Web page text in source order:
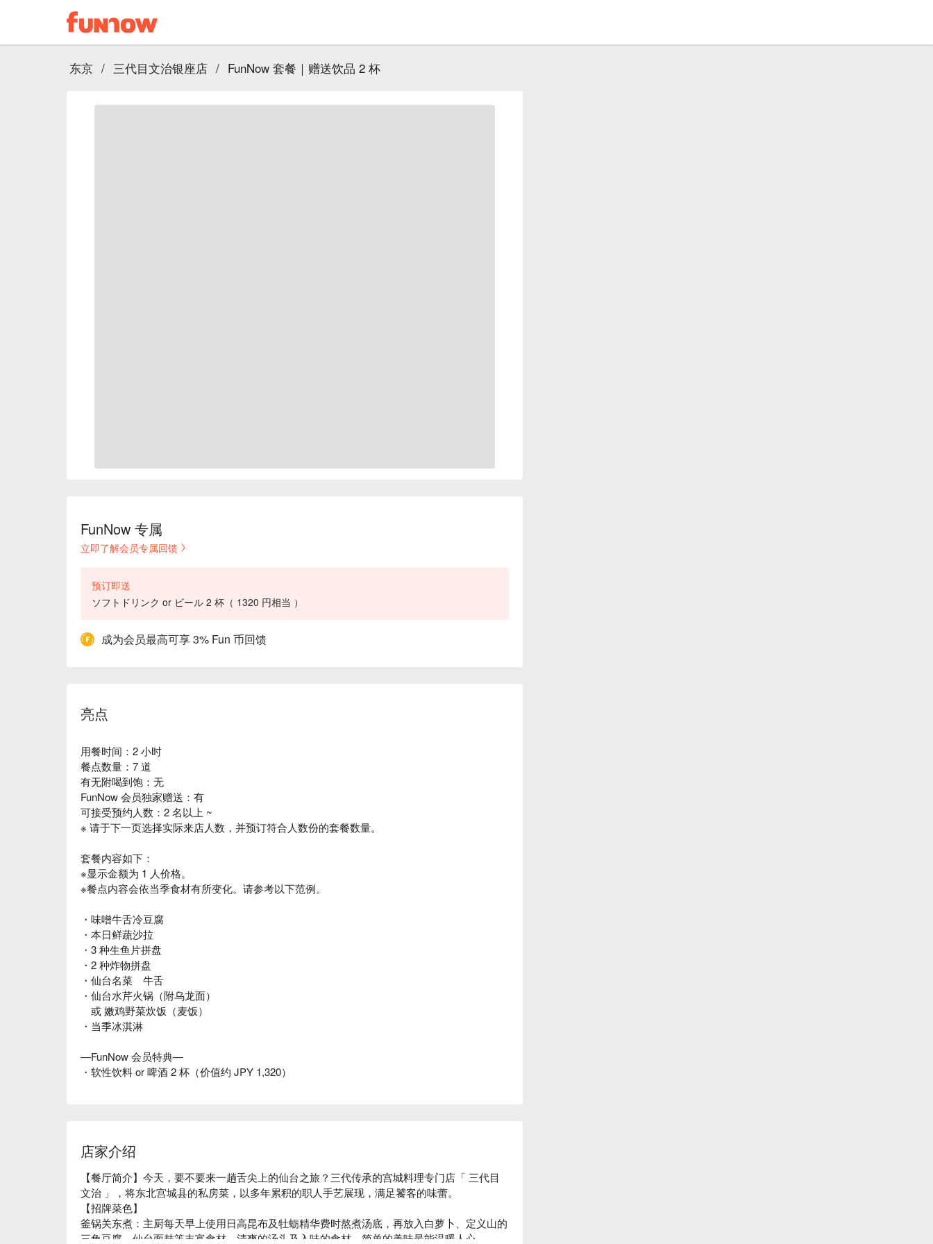
东京 / 三代目文治银座店 / FunNow 套餐｜赠送饮品 2 杯
FunNow 专属
立即了解会员专属回馈
预订即送
ソフトドリンク or ビール 2 杯（ 1320 円相当 ）
成为会员最高可享 3% Fun 币回馈
亮点
用餐时间：2 小时
餐点数量：7 道
有无附喝到饱：无
FunNow 会员独家赠送：有
可接受预约人数：2 名以上 ~
※ 请于下一页选择实际来店人数，并预订符合人数份的套餐数量。
套餐内容如下：
※显示金额为 1 人价格。
※餐点内容会依当季食材有所变化。请参考以下范例。
・味噌牛舌冷豆腐
・本日鲜蔬沙拉
・3 种生鱼片拼盘
・2 种炸物拼盘
・仙台名菜 牛舌
・仙台水芹火锅（附乌龙面）
或 嫩鸡野菜炊饭（麦饭）
・当季冰淇淋
—FunNow 会员特典—
・软性饮料 or 啤酒 2 杯（价值约 JPY 1,320）
店家介绍
【餐厅简介】今天，要不要来一趟舌尖上的仙台之旅？三代传承的宫城料理专门店「 三代目
文治 」，将东北宫城县的私房菜，以多年累积的职人手艺展现，满足饕客的味蕾。
【招牌菜色】
釜锅关东煮：主厨每天早上使用日高昆布及牡蛎精华费时熬煮汤底，再放入白萝卜、定义山的
三角豆腐、仙台面麸等丰富食材。清爽的汤头及入味的食材，简单的美味最能温暖人心。